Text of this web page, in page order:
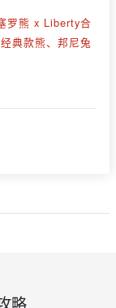
罗熊 x Liberty合
典款熊、邦尼兔
略